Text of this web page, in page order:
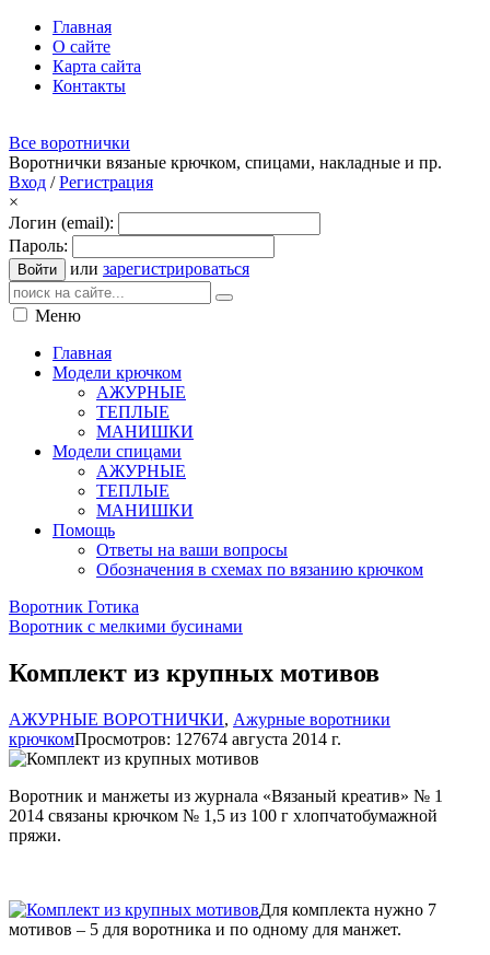
Главная
О сайте
Карта сайта
Контакты
Все воротнички
Воротнички вязаные крючком, спицами, накладные и пр.
Вход /Регистрация
×
Логин (email):
Пароль:
Войти или зарегистрироваться
Меню
Главная
Модели крючком
АЖУРНЫЕ
ТЕПЛЫЕ
МАНИШКИ
Модели спицами
АЖУРНЫЕ
ТЕПЛЫЕ
МАНИШКИ
Помощь
Ответы на ваши вопросы
Обозначения в схемах по вязанию крючком
Воротник Готика
Воротник с мелкими бусинами
Комплект из крупных мотивов
АЖУРНЫЕ ВОРОТНИЧКИ, Ажурные воротники
крючкомПросмотров: 127674 августа 2014 г.
Воротник и манжеты из журнала «Вязаный креатив» № 1
2014 связаны крючком № 1,5 из 100 г хлопчатобумажной
пряжи.
Для комплекта нужно 7
мотивов – 5 для воротника и по одному для манжет.